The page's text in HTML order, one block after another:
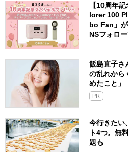
【10周年
lorer 100
bo Fan」
NSフォロ
飯島直子さ
の乱れから
めたこと」
PR
今行きたい
ト4つ。無
題も